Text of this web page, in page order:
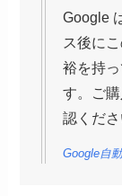
Google
ス後に
裕を持
す。ご
認くださ
Google自